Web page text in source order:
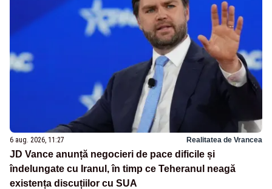
6 aug. 2026, 11:27 Realitatea de Vrancea
JD Vance anunță negocieri de pace dificile și
îndelungate cu Iranul, în timp ce Teheranul neagă
existența discuțiilor cu SUA